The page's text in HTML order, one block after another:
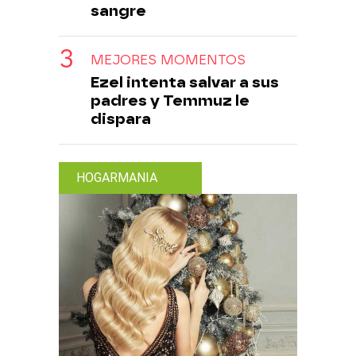
sangre
MEJORES MOMENTOS
Ezel intenta salvar a sus
padres y Temmuz le
dispara
HOGARMANIA